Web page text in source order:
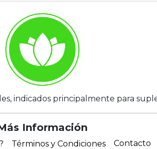
indicados principalmente para
Información
Términos y Condiciones Contacto